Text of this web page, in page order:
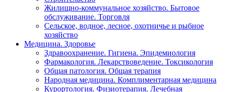
Жилищно-коммунальное хозяйство. Бытовое
обслуживание. Торговля
Сельское, водное, лесное, охотничье и рыбное
хозяйство
Медицина. Здоровье
Здравоохранение. Гигиена. Эпидемиология
Фармакология. Лекарствоведение. Токсикология
Общая патология. Общая терапия
Народная медицина. Комплиментарная медицина
Курортология. Физиотерапия. Лечебная